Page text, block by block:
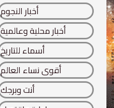
أخبار النجوم
أخبار محلية وعالمية
أسماء للتاريخ
أقوى نساء العالم
أنت وبرجك